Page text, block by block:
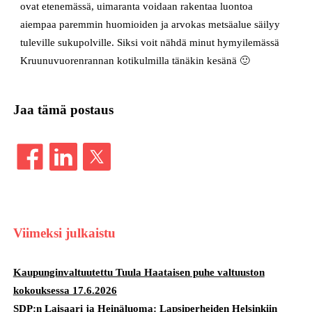
ovat etenemässä, uimaranta voidaan rakentaa luontoa
aiempaa paremmin huomioiden ja arvokas metsäalue säilyy
tuleville sukupolville. Siksi voit nähdä minut hymyilemässä
Kruunuvuorenrannan kotikulmilla tänäkin kesänä 🙂
Jaa tämä postaus
Viimeksi julkaistu
Kaupunginvaltuutettu Tuula Haataisen puhe valtuuston
kokouksessa 17.6.2026
SDP:n Laisaari ja Heinäluoma: Lapsiperheiden Helsinkiin